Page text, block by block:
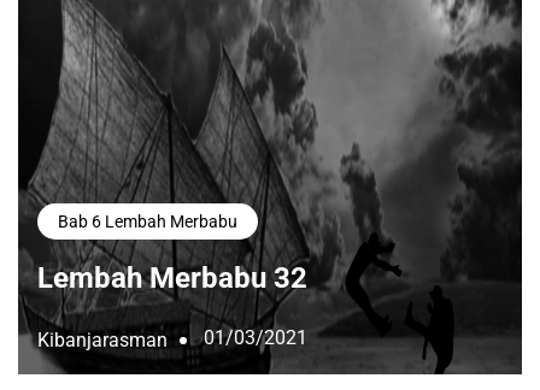
Bab 6 Lembah Merbabu
Lembah Merbabu 32
Kibanjarasman 01/03/2021